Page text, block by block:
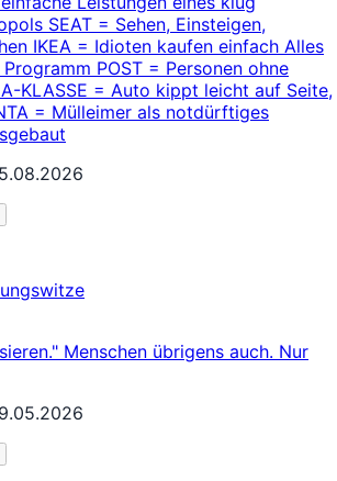
SEAT = Sehen, Einsteigen,
IKEA = Idioten kaufen einfach Alles
POST = Personen ohne
KLASSE = Auto kippt leicht auf Seite,
= Mülleimer als notdürftiges
Menschen übrigens auch. Nur